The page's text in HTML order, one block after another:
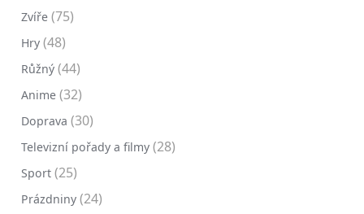
Zvíře (75)
Hry (48)
Růžný (44)
Anime (32)
Doprava (30)
Televizní pořady a filmy (28)
Sport (25)
Prázdniny (24)